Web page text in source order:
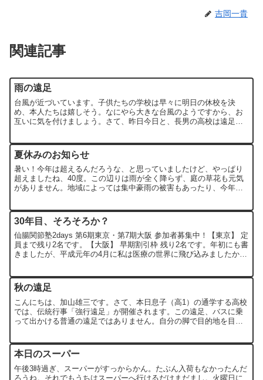
吉岡一貴
関連記事
雨の遠足
台風が近づいています。子供たちの学校は早々に明日の休校を決
め、本人たちは嬉しそう。なにやら大きな台風のようですから、お
互いに気を付けましょう。さて、昨日今日と、長男の高校は遠足で
夏休みのお知らせ
暑い！今年は超えるんだろうな、と思っていましたけど、やっぱり
超えましたね、40度。この辺りは雨が全く降らず、庭の草花も元気
がありません。地域によっては集中豪雨の被害もあったり、今年は
30年目、そろそろか？
仙腸関節塾2days 第6期東京・第7期大阪 参加者募集中！【東京】 定
員まで残り2名です。【大阪】 早期割引枠 残り2名です。年初にも書
きましたが、平成元年の4月に私は医療の世界に飛び込みましたか
秋の遠足
こんにちは、加山雄三です。さて、本日息子（高1）の通学する高校
では、伝統行事「強行遠足」が開催されます。この遠足、バスに乗
って出かける普通の遠足ではありません。自分の脚で目的地を目指
本日のスーパー
午後3時過ぎ、スーパーがすっからかん。たぶん入荷もなかったんだ
ろうね。それでもうちはスーパーへ行けるだけまだまし。火曜日に